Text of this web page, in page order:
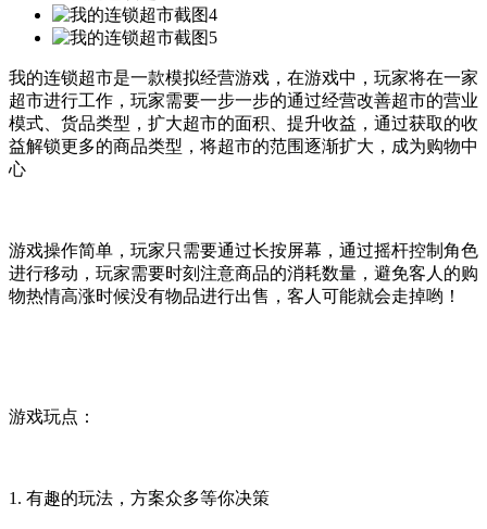
我的连锁超市是一款模拟经营游戏，在游戏中，玩家将在一家
超市进行工作，玩家需要一步一步的通过经营改善超市的营业
模式、货品类型，扩大超市的面积、提升收益，通过获取的收
益解锁更多的商品类型，将超市的范围逐渐扩大，成为购物中
心
游戏操作简单，玩家只需要通过长按屏幕，通过摇杆控制角色
进行移动，玩家需要时刻注意商品的消耗数量，避免客人的购
物热情高涨时候没有物品进行出售，客人可能就会走掉哟！
游戏玩点：
1. 有趣的玩法，方案众多等你决策